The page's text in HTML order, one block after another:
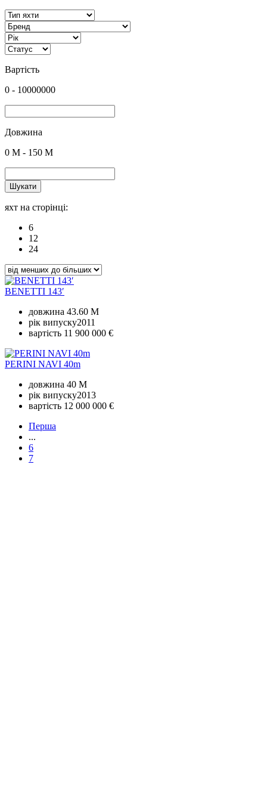
Вартість
0 - 10000000
Довжина
0 M - 150 M
Шукати
яхт на сторінці:
6
12
24
BENETTI 143′
довжина 43.60 M
рік випуску2011
вартість 11 900 000 €
PERINI NAVI 40m
довжина 40 M
рік випуску2013
вартість 12 000 000 €
Перша
...
6
7